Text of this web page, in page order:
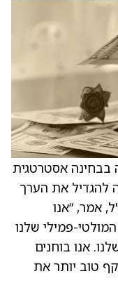
אסטרטגית
להגדיל את הערך
אמר, “אנו
פמילי שלנו
אנו בוחנים
טוב יותר את